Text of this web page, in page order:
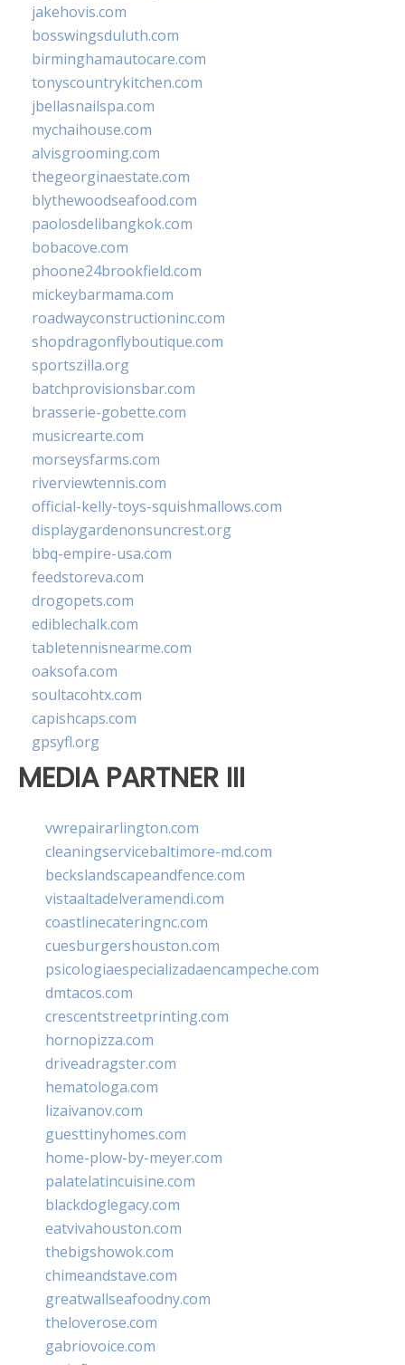
jakehovis.com
bosswingsduluth.com
birminghamautocare.com
tonyscountrykitchen.com
jbellasnailspa.com
mychaihouse.com
alvisgrooming.com
thegeorginaestate.com
blythewoodseafood.com
paolosdelibangkok.com
bobacove.com
phoone24brookfield.com
mickeybarmama.com
roadwayconstructioninc.com
shopdragonflyboutique.com
sportszilla.org
batchprovisionsbar.com
brasserie-gobette.com
musicrearte.com
morseysfarms.com
riverviewtennis.com
official-kelly-toys-squishmallows.com
displaygardenonsuncrest.org
bbq-empire-usa.com
feedstoreva.com
drogopets.com
ediblechalk.com
tabletennisnearme.com
oaksofa.com
soultacohtx.com
capishcaps.com
gpsyfl.org
MEDIA PARTNER III
vwrepairarlington.com
cleaningservicebaltimore-md.com
beckslandscapeandfence.com
vistaaltadelveramendi.com
coastlinecateringnc.com
cuesburgershouston.com
psicologiaespecializadaencampeche.com
dmtacos.com
crescentstreetprinting.com
hornopizza.com
driveadragster.com
hematologa.com
lizaivanov.com
guesttinyhomes.com
home-plow-by-meyer.com
palatelatincuisine.com
blackdoglegacy.com
eatvivahouston.com
thebigshowok.com
chimeandstave.com
greatwallseafoodny.com
theloverose.com
gabriovoice.com